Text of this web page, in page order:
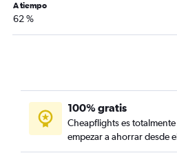
A tiempo
62 %
100% gratis
Cheapflights es
empezar a ahorrar desde